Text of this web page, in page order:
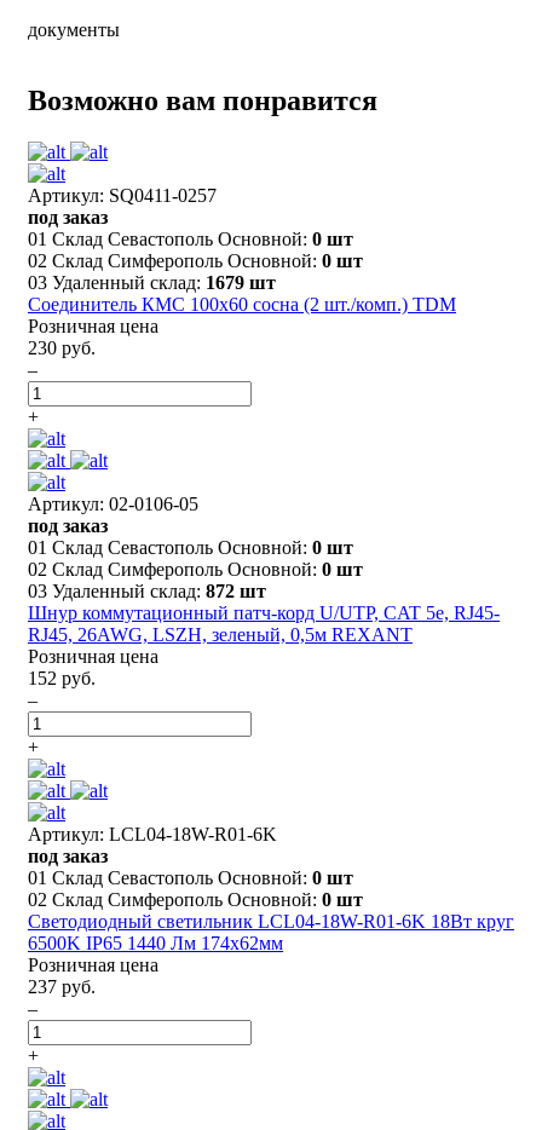
документы
Возможно вам понравится
Артикул: SQ0411-0257
под заказ
01 Склад Севастополь Основной: 0 шт
02 Склад Симферополь Основной: 0 шт
03 Удаленный склад: 1679 шт
Соединитель КМС 100х60 сосна (2 шт./комп.) TDM
Розничная цена
230 руб.
–
+
Артикул: 02-0106-05
под заказ
01 Склад Севастополь Основной: 0 шт
02 Склад Симферополь Основной: 0 шт
03 Удаленный склад: 872 шт
Шнур коммутационный патч-корд U/UTP, CAT 5e, RJ45-
RJ45, 26AWG, LSZH, зеленый, 0,5м REXANT
Розничная цена
152 руб.
–
+
Артикул: LCL04-18W-R01-6K
под заказ
01 Склад Севастополь Основной: 0 шт
02 Склад Симферополь Основной: 0 шт
Светодиодный светильник LCL04-18W-R01-6K 18Вт круг
6500K IP65 1440 Лм 174x62мм
Розничная цена
237 руб.
–
+